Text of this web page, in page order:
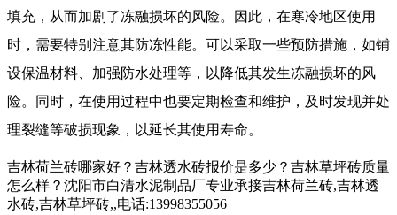
填充，从而加剧了冻融损坏的风险。因此，在寒冷地区使用
时，需要特别注意其防冻性能。可以采取一些预防措施，如铺
设保温材料、加强防水处理等，以降低其发生冻融损坏的风
险。同时，在使用过程中也要定期检查和维护，及时发现并处
理裂缝等破损现象，以延长其使用寿命。
吉林荷兰砖哪家好？吉林透水砖报价是多少？吉林草坪砖质量
怎么样？沈阳市白清水泥制品厂专业承接吉林荷兰砖,吉林透
水砖,吉林草坪砖,,电话:13998355056